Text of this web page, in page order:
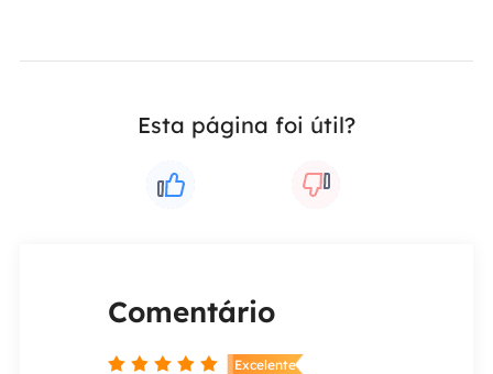
Esta página foi útil?
Comentário
 Excelente